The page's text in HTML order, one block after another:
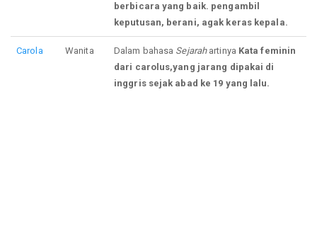
berbicara yang baik. pengambil
keputusan, berani, agak keras kepala.
Carola Wanita Dalam bahasa Sejarahartinya Kata feminin
dari carolus,yang jarang dipakai di
inggris sejak abad ke 19 yang lalu.